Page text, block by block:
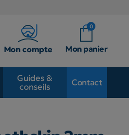
Mon compte
0
Mon panier
Guides &
conseils
Contact